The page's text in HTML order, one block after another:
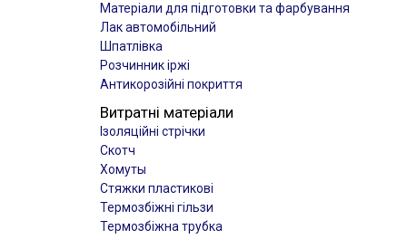
Матеріали для підготовки та фарбування
Лак автомобільний
Шпатлівка
Розчинник іржі
Антикорозійні покриття
Витратні матеріали
Ізоляційні стрічки
Скотч
Хомуты
Стяжки пластикові
Термозбіжні гільзи
Термозбіжна трубка